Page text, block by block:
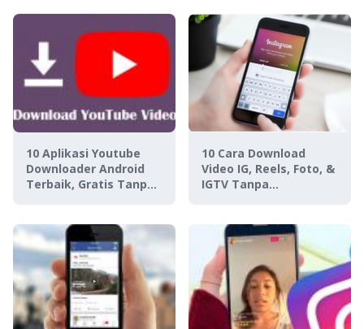
10 Aplikasi Youtube
Downloader Android
Terbaik, Gratis Tanpa
10 Cara Download
Video IG, Reels, Foto, &
IGTV Tanpa